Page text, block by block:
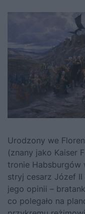
Urodzony we
(znany jako Kaiser
tronie Habsburgów
stryj cesarz Józef
jego opinii –
co polegało na